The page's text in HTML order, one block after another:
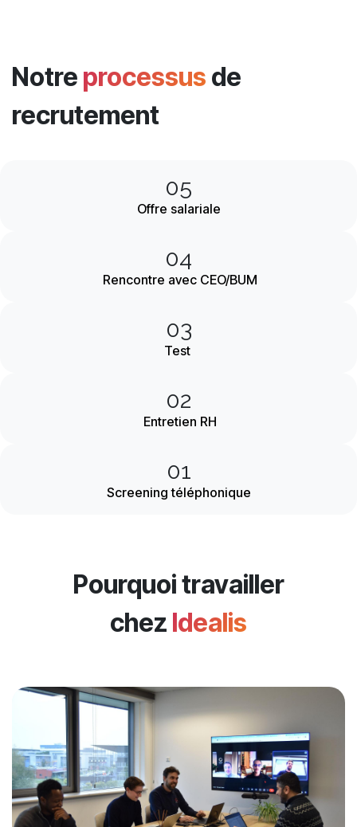
Notre processus de
recrutement
05
Offre salariale
04
Rencontre avec CEO/BUM
03
Test
02
Entretien RH
01
Screening téléphonique
Pourquoi travailler
chez Idealis